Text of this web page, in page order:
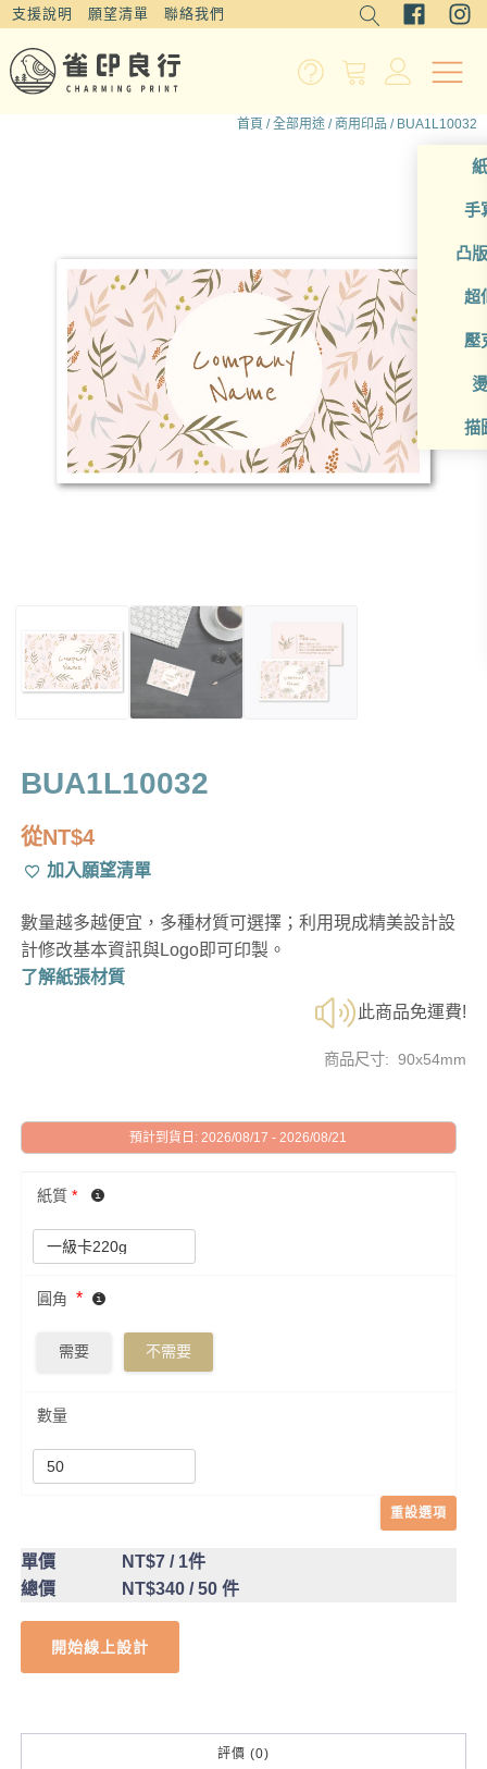
支援說明 願望清單 聯絡我們
手
凸
超
壓
描
首頁 /全部用途 / 商用印品 / BUA1L10032
BUA1L10032
從NT$4
加入願望清單
數量越多越便宜，多種材質可選擇；利用現成精美設計設
計修改基本資訊與Logo即可印製。
了解紙張材質
此商品免運費!
商品尺寸: 90x54mm
預計到貨日: 2026/08/17 - 2026/08/21
紙質 *
圓角 *
需要 不需要
數量
重設選項
單價 NT$7/ 1件
總價
NT$340/ 50 件
開始線上設計
評價 (0)